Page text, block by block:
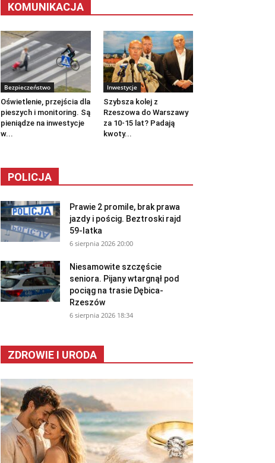
KOMUNIKACJA
Bezpieczeństwo
Oświetlenie, przejścia dla
pieszych i monitoring. Są
pieniądze na inwestycje
w...
Inwestycje
Szybsza kolej z
Rzeszowa do Warszawy
za 10-15 lat? Padają
kwoty...
POLICJA
Prawie 2 promile, brak prawa
jazdy i pościg. Beztroski rajd
59-latka
6 sierpnia 2026 20:00
Niesamowite szczęście
seniora. Pijany wtargnął pod
pociąg na trasie Dębica-
Rzeszów
6 sierpnia 2026 18:34
ZDROWIE I URODA